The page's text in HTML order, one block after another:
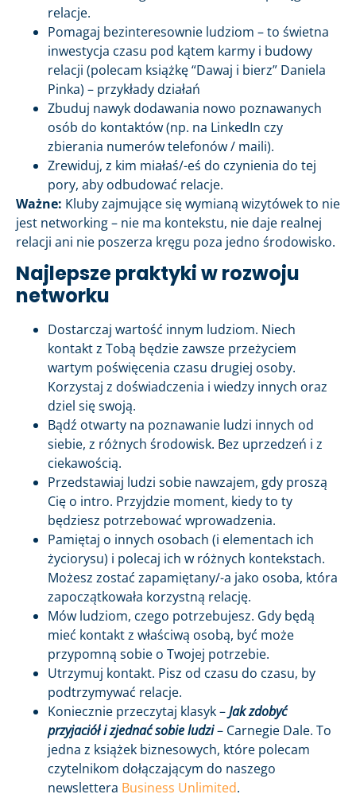
relacje.
Pomagaj bezinteresownie ludziom – to świetna
inwestycja czasu pod kątem karmy i budowy
relacji (polecam książkę “Dawaj i bierz” Daniela
Pinka) – przykłady działań
Zbuduj nawyk dodawania nowo poznawanych
osób do kontaktów (np. na LinkedIn czy
zbierania numerów telefonów / maili).
Zrewiduj, z kim miałaś/-eś do czynienia do tej
pory, aby odbudować relacje.
Ważne: Kluby zajmujące się wymianą wizytówek to nie
jest networking – nie ma kontekstu, nie daje realnej
relacji ani nie poszerza kręgu poza jedno środowisko.
Najlepsze praktyki w rozwoju
networku
Dostarczaj wartość innym ludziom. Niech
kontakt z Tobą będzie zawsze przeżyciem
wartym poświęcenia czasu drugiej osoby.
Korzystaj z doświadczenia i wiedzy innych oraz
dziel się swoją.
Bądź otwarty na poznawanie ludzi innych od
siebie, z różnych środowisk. Bez uprzedzeń i z
ciekawością.
Przedstawiaj ludzi sobie nawzajem, gdy proszą
Cię o intro. Przyjdzie moment, kiedy to ty
będziesz potrzebować wprowadzenia.
Pamiętaj o innych osobach (i elementach ich
życiorysu) i polecaj ich w różnych kontekstach.
Możesz zostać zapamiętany/-a jako osoba, która
zapoczątkowała korzystną relację.
Mów ludziom, czego potrzebujesz. Gdy będą
mieć kontakt z właściwą osobą, być może
przypomną sobie o Twojej potrzebie.
Utrzymuj kontakt. Pisz od czasu do czasu, by
podtrzymywać relacje.
Koniecznie przeczytaj klasyk –Jak zdobyć
przyjaciół i zjednać sobie ludzi– Carnegie Dale. To
jedna z książek biznesowych, które polecam
czytelnikom dołączającym do naszego
newslettera Business Unlimited.